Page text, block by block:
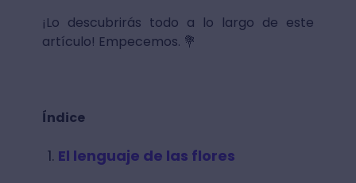
¡Lo descubrirás todo a lo largo de este
artículo! Empecemos. 💐
Índice
El lenguaje de las flores